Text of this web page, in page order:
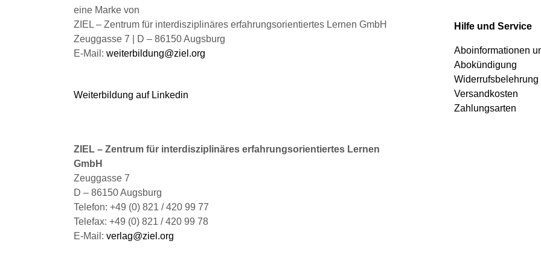
werden
eine Marke von
ZIEL – Zentrum für interdisziplinäres erfahrungsorientiertes Lernen GmbH
Zeuggasse 7 | D – 86150 Augsburg
E-Mail: weiterbildung@ziel.org
Weiterbildung auf Linkedin
ZIEL – Zentrum für interdisziplinäres erfahrungsorientiertes Lernen
GmbH
Zeuggasse 7
D – 86150 Augsburg
Telefon: +49 (0) 821 / 420 99 77
Telefax: +49 (0) 821 / 420 99 78
E-Mail: verlag@ziel.org
Hilfe und Service
Aboinformationen
Abokündigung
Widerrufsbelehrung
Versandkosten
Zahlungsarten